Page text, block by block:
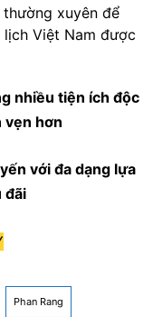
thường xuyên để
Việt Nam được
nhiều tiện ích độc
vẹn hơn
với đa dạng lựa
đãi
Phan Rang